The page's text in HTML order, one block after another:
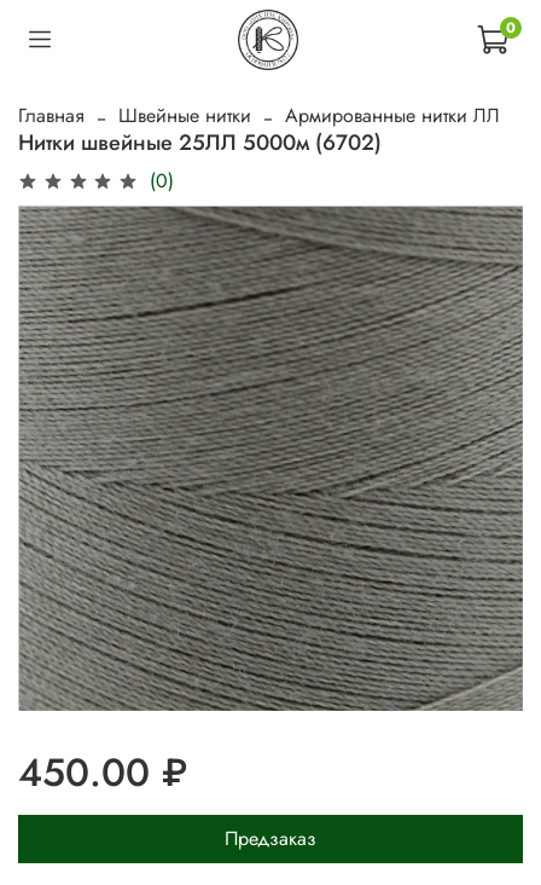
0
Главная Швейные нитки Армированные нитки ЛЛ
Нитки швейные 25ЛЛ 5000м (6702)
(0)
450.00 ₽
Предзаказ